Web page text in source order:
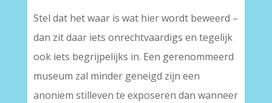
Stel dat het waar is wat hier wordt beweerd –
dan zit daar iets onrechtvaardigs en tegelijk
ook iets begrijpelijks in. Een gerenommeerd
museum zal minder geneigd zijn een
anoniem stilleven te exposeren dan wanneer